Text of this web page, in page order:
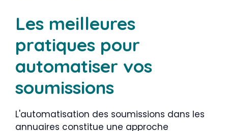
Les meilleures
pratiques pour
automatiser vos
soumissions
L'automatisation des soumissions dans les
annuaires constitue une approche